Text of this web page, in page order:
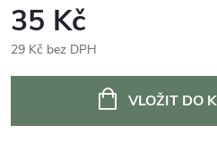
35 Kč
29 Kč bez DPH
VLOŽIT DO